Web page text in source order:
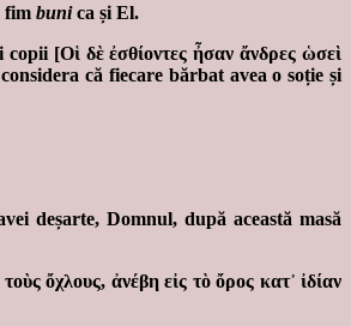
fim bunica și El.
[Οἱ δὲ ἐσθίοντες ἦσαν ἄνδρες ὡσεὶ
că fiecare bărbat avea o soție și
deșarte, Domnul, după această masă
ὄχλους, ἀνέβη εἰς τὸ ὄρος κατ᾽ ἰδίαν